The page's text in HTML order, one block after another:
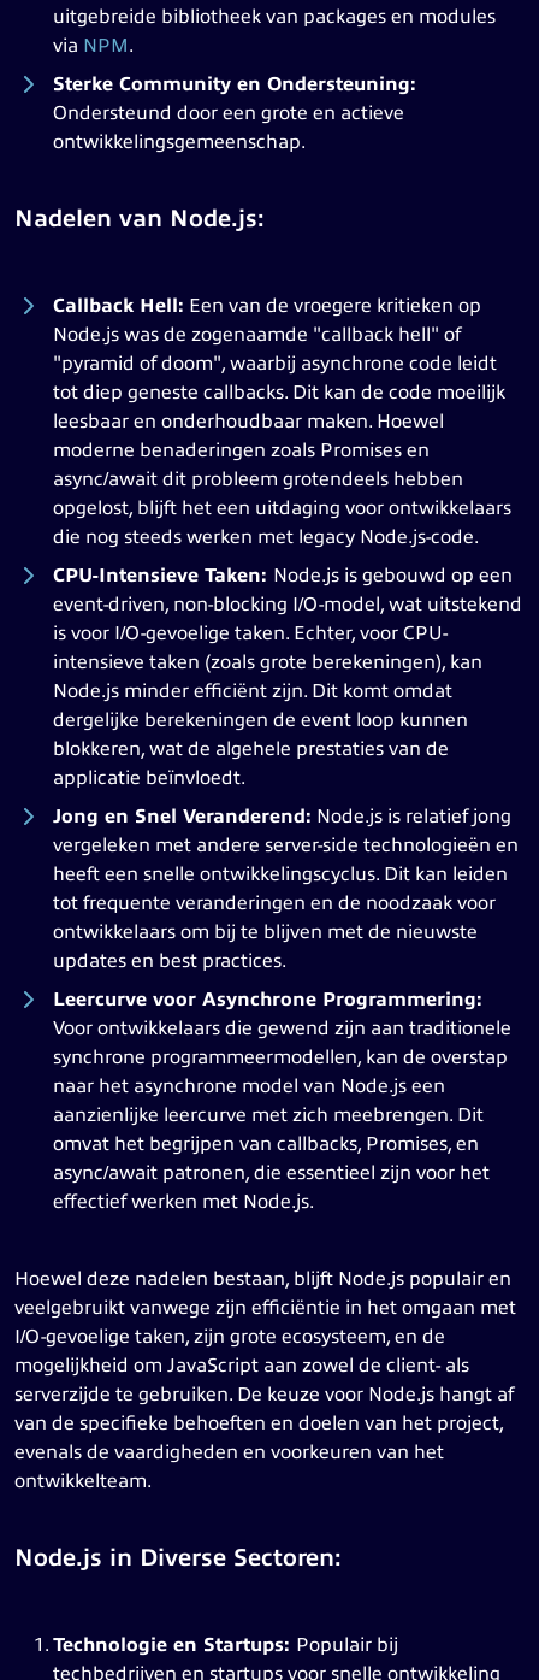
uitgebreide bibliotheek van packages en modules
via NPM.
Sterke Community en Ondersteuning:
Ondersteund door een grote en actieve
ontwikkelingsgemeenschap.
Nadelen van Node.js:
Callback Hell: Een van de vroegere kritieken op
Node.js was de zogenaamde "callback hell" of
"pyramid of doom", waarbij asynchrone code leidt
tot diep geneste callbacks. Dit kan de code moeilijk
leesbaar en onderhoudbaar maken. Hoewel
moderne benaderingen zoals Promises en
async/await dit probleem grotendeels hebben
opgelost, blijft het een uitdaging voor ontwikkelaars
die nog steeds werken met legacy Node.js-code.
CPU-Intensieve Taken: Node.js is gebouwd op een
event-driven, non-blocking I/O-model, wat uitstekend
is voor I/O-gevoelige taken. Echter, voor CPU-
intensieve taken (zoals grote berekeningen), kan
Node.js minder efficiënt zijn. Dit komt omdat
dergelijke berekeningen de event loop kunnen
blokkeren, wat de algehele prestaties van de
applicatie beïnvloedt.
Jong en Snel Veranderend: Node.js is relatief jong
vergeleken met andere server-side technologieën en
heeft een snelle ontwikkelingscyclus. Dit kan leiden
tot frequente veranderingen en de noodzaak voor
ontwikkelaars om bij te blijven met de nieuwste
updates en best practices.
Leercurve voor Asynchrone Programmering:
Voor ontwikkelaars die gewend zijn aan traditionele
synchrone programmeermodellen, kan de overstap
naar het asynchrone model van Node.js een
aanzienlijke leercurve met zich meebrengen. Dit
omvat het begrijpen van callbacks, Promises, en
async/await patronen, die essentieel zijn voor het
effectief werken met Node.js.
Hoewel deze nadelen bestaan, blijft Node.js populair en
veelgebruikt vanwege zijn efficiëntie in het omgaan met
I/O-gevoelige taken, zijn grote ecosysteem, en de
mogelijkheid om JavaScript aan zowel de client- als
serverzijde te gebruiken. De keuze voor Node.js hangt af
van de specifieke behoeften en doelen van het project,
evenals de vaardigheden en voorkeuren van het
ontwikkelteam.
Node.js in Diverse Sectoren:
Technologie en Startups: Populair bij
techbedrijven en startups voor snelle ontwikkeling